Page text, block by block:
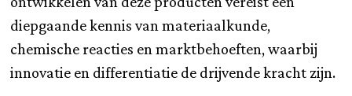
diepgaande kennis van materiaalkunde,
chemische reacties en marktbehoeften, waarbij
innovatie en differentiatie de drijvende kracht zijn.